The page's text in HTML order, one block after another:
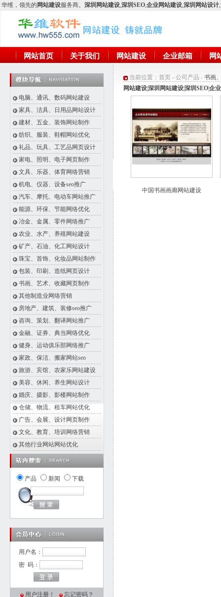
华维 ，领先的 网站建设服务商。 深圳网站建设,深圳SEO,企业网站建设,深圳网站设计,
网站首页 关于我们 网站建设 企业邮箱 网
电脑、通讯、数码网站建设
家具、洁具、日用品网站设计
建材、五金、装饰网站制作
纺织、服装、鞋帽网站优化
礼品、玩具、工艺品网页设计
家电、照明、电子网页制作
文具、乐器、体育网络营销
机电、仪器、设备seo推广
汽车、摩托、电动车网站推广
能源、环保、节能网络优化
冶金、金属、零件网络推广
农业、水产、养殖网站建设
矿产、石油、化工网站设计
珠宝、首饰、化妆品网站制作
包装、印刷、造纸网页设计
书画、艺术、收藏网页制作
其他制造业网络营销
房地产、建筑、装修seo推广
咨询、策划、翻译网站推广
金融、证券、典当网络优化
健身、运动俱乐部网络推广
家政、保洁、搬家网站seo
旅游、宾馆、农家乐网站建设
美容、休闲、养生网站设计
婚庆、摄影、影楼网站制作
仓储、物流、租车网站优化
广告、会展、设计网页制作
文化、教育、培训网络营销
其他行业网站网站优化
产品 新闻 下载
用户名：
密 码：
用户注册！ 忘记密码？
当前位置： 首页 - 公司产品 - 书画
网站建设深圳网站建设深圳SEO企
中国书画画廊网站建设